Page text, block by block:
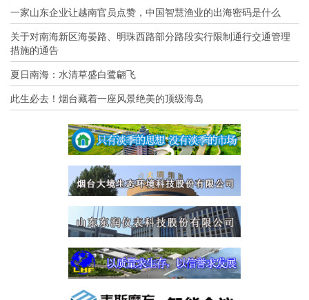
一家山东企业让越南官员点赞，中国智慧渔业的出海密码是什么
关于对南海新区海晏路、明珠西路部分路段实行限制通行交通管理
措施的通告
夏日南海：水清草盛白鹭翩飞
此生必去！烟台藏着一座风景绝美的顶级海岛